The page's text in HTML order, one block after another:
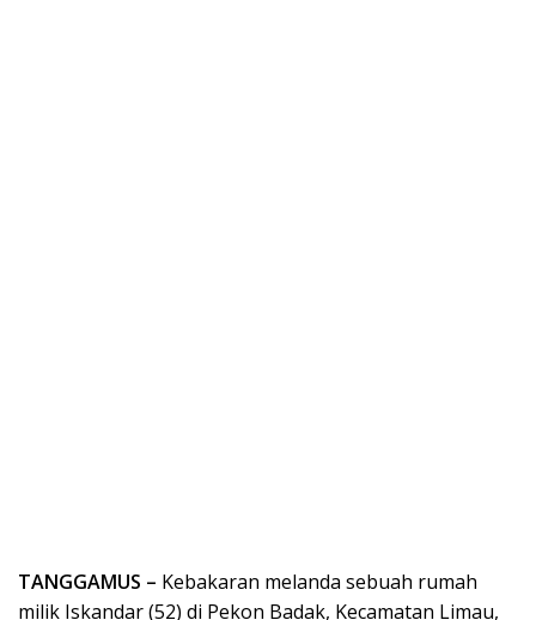
TANGGAMUS – Kebakaran melanda sebuah rumah
milik Iskandar (52) di Pekon Badak, Kecamatan Limau,